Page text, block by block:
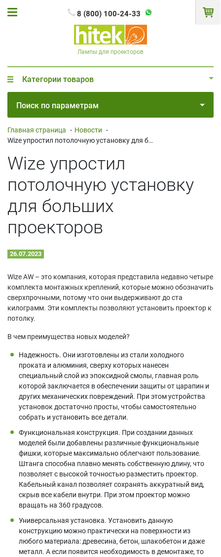
8 (800) 100-24-33
Лампы для проекторов
Категории товаров
Поиск по параметрам
Главная страница - Новости -
Wize упростил потолочную установку для больших проекторов
Wize упростил
потолочную установку
для больших
проекторов
26.07.2023
Wize AW – это компания, которая представила недавно четыре
комплекта монтажных креплений, которые можно обозначить
сверхпрочными, потому что они выдерживают до ста
килограмм. Эти комплекты позволяют установить проектор к
потолку.
В чем преимущества новых моделей?
Надежность. Они изготовлены из стали холодного
проката и алюминия, сверху которых нанесен
специальный слой из эпоксидной смолы, главная роль
которой заключается в обеспечении защиты от царапин и
других механических повреждений. При этом устройства
установок достаточно просты, чтобы самостоятельно
собрать и установить все детали.
Функциональная конструкция. При создании данных
моделей были добавлены различные функциональные
фишки, которые максимально облегчают пользование.
Штанга способна плавно менять собственную длину, что
позволяет с высокой точностью разместить проектор.
Кабельный канал позволяет сохранять аккуратный вид,
скрыв все кабели внутри. При этом проектор можно
вращать на 360 градусов.
Универсальная установка. Установить данную
конструкцию можно практически на поверхности из
любого материала: древесина, бетон, шлакобетон и даже
металл. А если появится необходимость в демонтаже, то